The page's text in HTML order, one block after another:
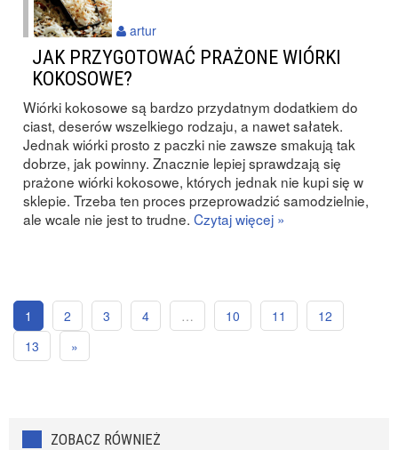
JAK PRZYGOTOWAĆ PRAŻONE WIÓRKI
KOKOSOWE?
Wiórki kokosowe są bardzo przydatnym dodatkiem do
ciast, deserów wszelkiego rodzaju, a nawet sałatek.
Jednak wiórki prosto z paczki nie zawsze smakują tak
dobrze, jak powinny. Znacznie lepiej sprawdzają się
prażone wiórki kokosowe, których jednak nie kupi się w
sklepie. Trzeba ten proces przeprowadzić samodzielnie,
ale wcale nie jest to trudne. Czytaj więcej »
artur
1 2 3 4 … 10 11
12
13
»
ZOBACZ RÓWNIEŻ